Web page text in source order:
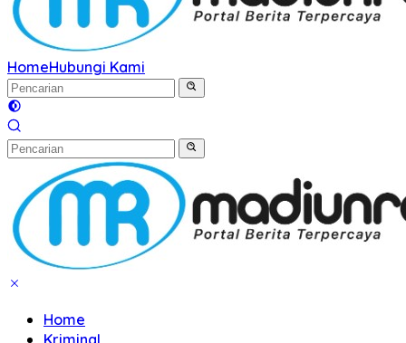
HomeHubungi Kami
Home
Kriminal